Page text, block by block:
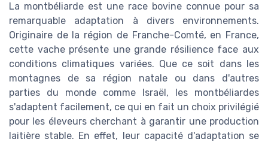
La montbéliarde est une race bovine connue pour sa
remarquable adaptation à divers environnements.
Originaire de la région de Franche-Comté, en France,
cette vache présente une grande résilience face aux
conditions climatiques variées. Que ce soit dans les
montagnes de sa région natale ou dans d'autres
parties du monde comme Israël, les montbéliardes
s'adaptent facilement, ce qui en fait un choix privilégié
pour les éleveurs cherchant à garantir une production
laitière stable. En effet, leur capacité d'adaptation se